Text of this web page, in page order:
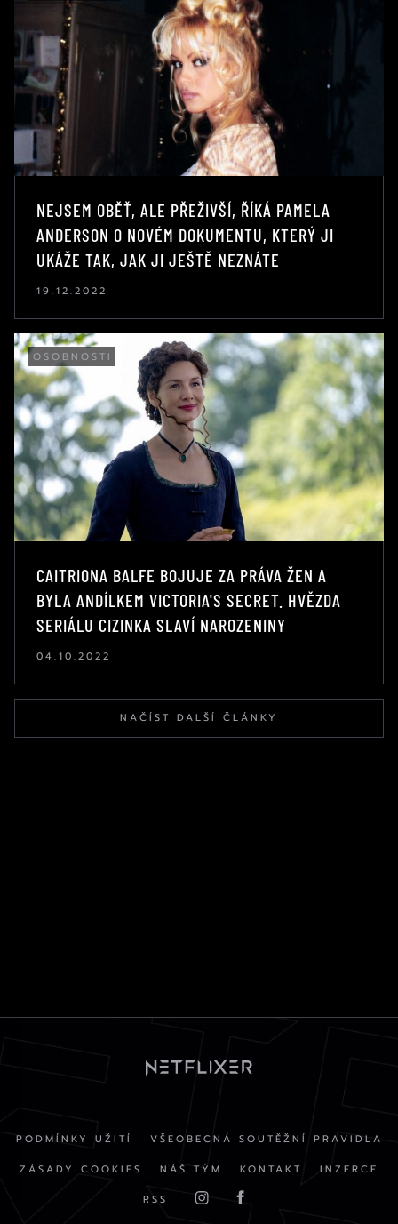
NEJSEM OBĚŤ, ALE PŘEŽIVŠÍ, ŘÍKÁ PAMELA
ANDERSON O NOVÉM DOKUMENTU, KTERÝ JI
UKÁŽE TAK, JAK JI JEŠTĚ NEZNÁTE
19.12.2022
OSOBNOSTI
CAITRIONA BALFE BOJUJE ZA PRÁVA ŽEN A
BYLA ANDÍLKEM VICTORIA'S SECRET. HVĚZDA
SERIÁLU CIZINKA SLAVÍ NAROZENINY
04.10.2022
NAČÍST DALŠÍ ČLÁNKY
PODMÍNKY UŽITÍ
VŠEOBECNÁ SOUTĚŽNÍ PRAVIDLA
ZÁSADY COOKIES
NÁŠ TÝM KONTAKT
INZERCE
RSS